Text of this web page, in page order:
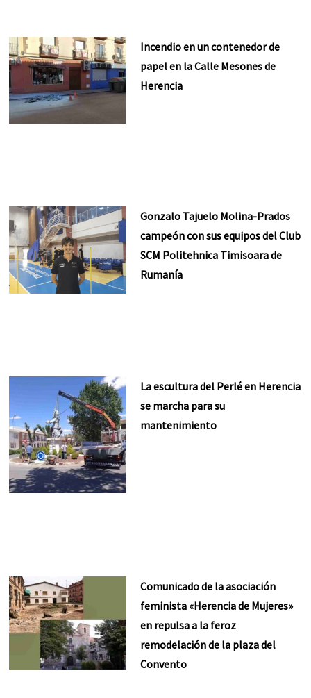
Incendio en un contenedor de
papel en la Calle Mesones de
Herencia
Gonzalo Tajuelo Molina-Prados
campeón con sus equipos del Club
SCM Politehnica Timisoara de
Rumanía
La escultura del Perlé en Herencia
se marcha para su
mantenimiento
Comunicado de la asociación
feminista «Herencia de Mujeres»
en repulsa a la feroz
remodelación de la plaza del
Convento